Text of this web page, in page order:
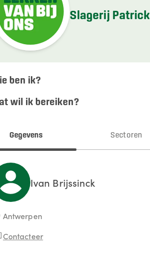
Slagerij Patrick
ben ik?
wil ik bereiken?
Gegevens Sectoren
Ivan Brijssinck
Antwerpen
Contacteer